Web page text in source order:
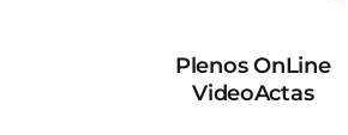
Plenos OnLine
VideoActas